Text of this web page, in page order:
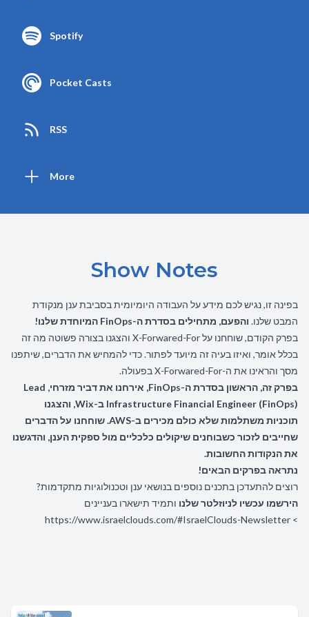
Spotify
Pocket Casts
RSS
More
Show Notes
בפינה זו, נגיש לכם מידע על העבודה היומיומית בסביבת ענן מנקודת
המבט שלנו. והפעם, מתחילים בסדרת ה-FinOps המיוחדת שלנו!
בפרק הקודם,
שוחחנו על X-Forwared-For והצגנו בצורה פשוטה מה זה
בכלל אומר, ואיזו בעיה זה מיועד לפתור. כדי להמחיש את הדברים, שיתפנו
מסך והראינו את ה-X-Forwared-For בפעולה.
בפרק זה, הראשון בסדרת ה-FinOps, אירחנו את דביר מזרחי, Lead
Infrastructure Financial Engineer (FinOps) ב-Wix, והצגנו
תוכניות משתלמות שלא כולם מכירים ב-AWS. שוחחנו על הדברים
שחייבים לזכור כשבוחנים שיקולים כלכליים מול ספקית הענן, והדגשנו
את הנקודות החשובות.
נתראה בפרקים הבאים!
רוצים להתעדכן בתכנים נוספים בנושאי ענן וטכנולוגיות מתקדמות?
הירשמו עכשיו לניוזלטר שלנו ותמיד תישארו בעניינים
>
https://www.israelclouds.com/#IsraelClouds-Newsletter